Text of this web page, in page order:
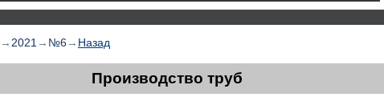
→ 2021 → №6→ Назад
Производство труб